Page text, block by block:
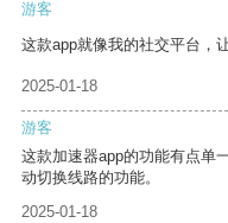
游客
这款app就像我的社交平台，
2025-01-18
游客
这款加速器app的功能有点单
动切换线路的功能。
2025-01-18